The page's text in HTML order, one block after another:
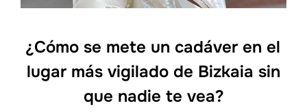
¿Cómo se mete un cadáver en el
lugar más vigilado de Bizkaia sin
que nadie te vea?